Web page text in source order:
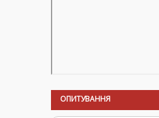
ОПИТУВАННЯ